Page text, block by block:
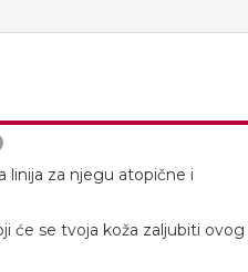
linija za njegu atopične i
će se tvoja koža zaljubiti ovog